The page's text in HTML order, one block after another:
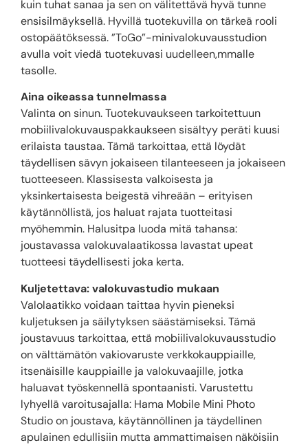
kuin tuhat sanaa ja sen on välitettävä hyvä tunne
ensisilmäyksellä. Hyvillä tuotekuvilla on tärkeä rooli
ostopäätöksessä. ”ToGo”-minivalokuvausstudion
avulla voit viedä tuotekuvasi uudelleen,mmalle
tasolle.
Aina oikeassa tunnelmassa
Valinta on sinun. Tuotekuvaukseen tarkoitettuun
mobiilivalokuvauspakkaukseen sisältyy peräti kuusi
erilaista taustaa. Tämä tarkoittaa, että löydät
täydellisen sävyn jokaiseen tilanteeseen ja jokaiseen
tuotteeseen. Klassisesta valkoisesta ja
yksinkertaisesta beigestä vihreään – erityisen
käytännöllistä, jos haluat rajata tuotteitasi
myöhemmin. Halusitpa luoda mitä tahansa:
joustavassa valokuvalaatikossa lavastat upeat
tuotteesi täydellisesti joka kerta.
Kuljetettava: valokuvastudio mukaan
Valolaatikko voidaan taittaa hyvin pieneksi
kuljetuksen ja säilytyksen säästämiseksi. Tämä
joustavuus tarkoittaa, että mobiilivalokuvausstudio
on välttämätön vakiovaruste verkkokauppiaille,
itsenäisille kauppiaille ja valokuvaajille, jotka
haluavat työskennellä spontaanisti. Varustettu
lyhyellä varoitusajalla: Hama Mobile Mini Photo
Studio on joustava, käytännöllinen ja täydellinen
apulainen edullisiin mutta ammattimaisen näköisiin